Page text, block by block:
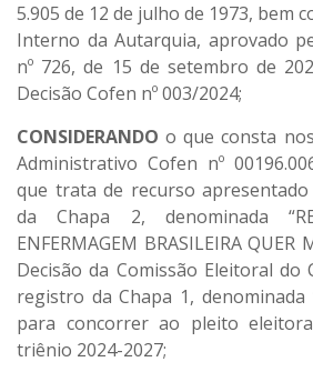
5.905 de 12 de julho de 1973, bem
Interno da Autarquia, aprovado
nº 726, de 15 de setembro de
Decisão Cofen nº 003/2024;
CONSIDERANDO o que consta
Administrativo Cofen nº
que trata de recurso
da Chapa 2, denominada
ENFERMAGEM BRASILEIRA QUER
Decisão da Comissão Eleitoral
registro da Chapa 1, denominada
para concorrer ao pleito
triênio 2024-2027;